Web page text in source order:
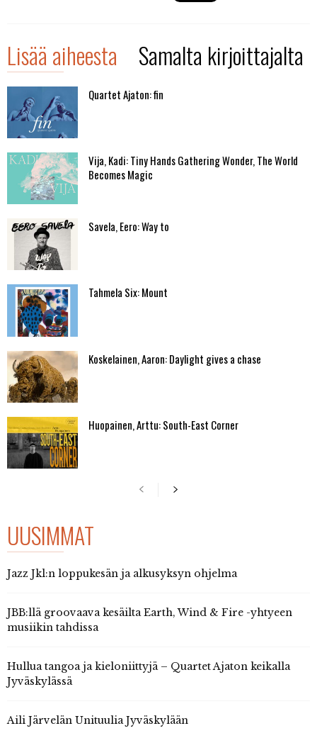
Lisää aiheesta Samalta kirjoittajalta
Quartet Ajaton: fin
Vija, Kadi: Tiny Hands Gathering Wonder, The World
Becomes Magic
Savela, Eero: Way to
Tahmela Six: Mount
Koskelainen, Aaron: Daylight gives a chase
Huopainen, Arttu: South-East Corner
UUSIMMAT
Jazz Jkl:n loppukesän ja alkusyksyn ohjelma
JBB:llä groovaava kesäilta Earth, Wind & Fire -yhtyeen
musiikin tahdissa
Hullua tangoa ja kieloniittyjä – Quartet Ajaton keikalla
Jyväskylässä
Aili Järvelän Unituulia Jyväskylään